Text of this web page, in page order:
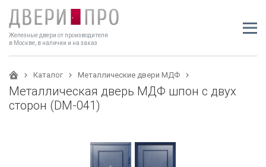
Железные двери от производителя
в Москве, в наличии и на заказ
Каталог Металлические двери МДФ
Металлическая дверь МДФ шпон с двух
сторон (DM-041)